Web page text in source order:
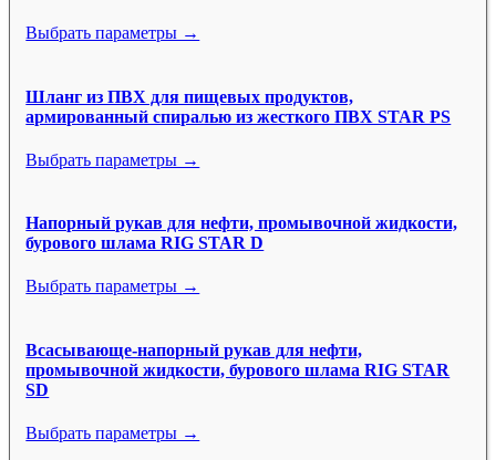
Выбрать параметры →
Шланг из ПВХ для пищевых продуктов,
армированный спиралью из жесткого ПВХ STAR PS
Выбрать параметры →
Напорный рукав для нефти, промывочной жидкости,
бурового шлама RIG STAR D
Выбрать параметры →
Всасывающе-напорный рукав для нефти,
промывочной жидкости, бурового шлама RIG STAR
SD
Выбрать параметры →